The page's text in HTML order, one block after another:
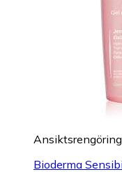
Ansiktsrengöring
Bioderma